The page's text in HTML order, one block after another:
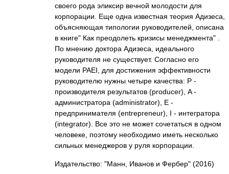
своего рода эликсир вечной молодости для
корпорации. Еще одна известная теория Адизеса,
объясняющая типологии руководителей, описана
в книге" Как преодолеть кризисы менеджмента" .
По мнению доктора Адизеса, идеального
руководителя не существует. Согласно его
модели PAEI, для достижения эффективности
руководителю нужны четыре качества: P -
производителя результатов (producer), A -
администратора (administrator), Е -
предпринимателя (entrepreneur), I - интегратора
(integrator). Все это не может сочетаться в одном
человеке, поэтому необходимо иметь несколько
сильных менеджеров у руля корпорации.
Издательство: "Манн, Иванов и Фербер" (2016)